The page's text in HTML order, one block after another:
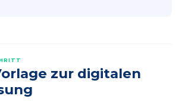
zur digitalen